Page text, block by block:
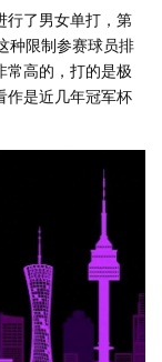
行了男女单打，第
种限制参赛球员排
常高的，打的是极
作是近几年冠军杯